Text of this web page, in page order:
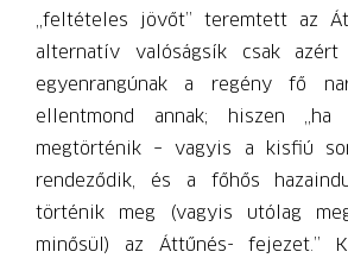
„feltételes jövőt” teremtett az
alternatív valóságsík csak
egyenrangúnak a regény fő
ellentmond annak; hiszen
megtörténik – vagyis a kisfiú
rendeződik, és a főhős
történik meg (vagyis utólag
minősül) az Áttűnés- fejezet.”